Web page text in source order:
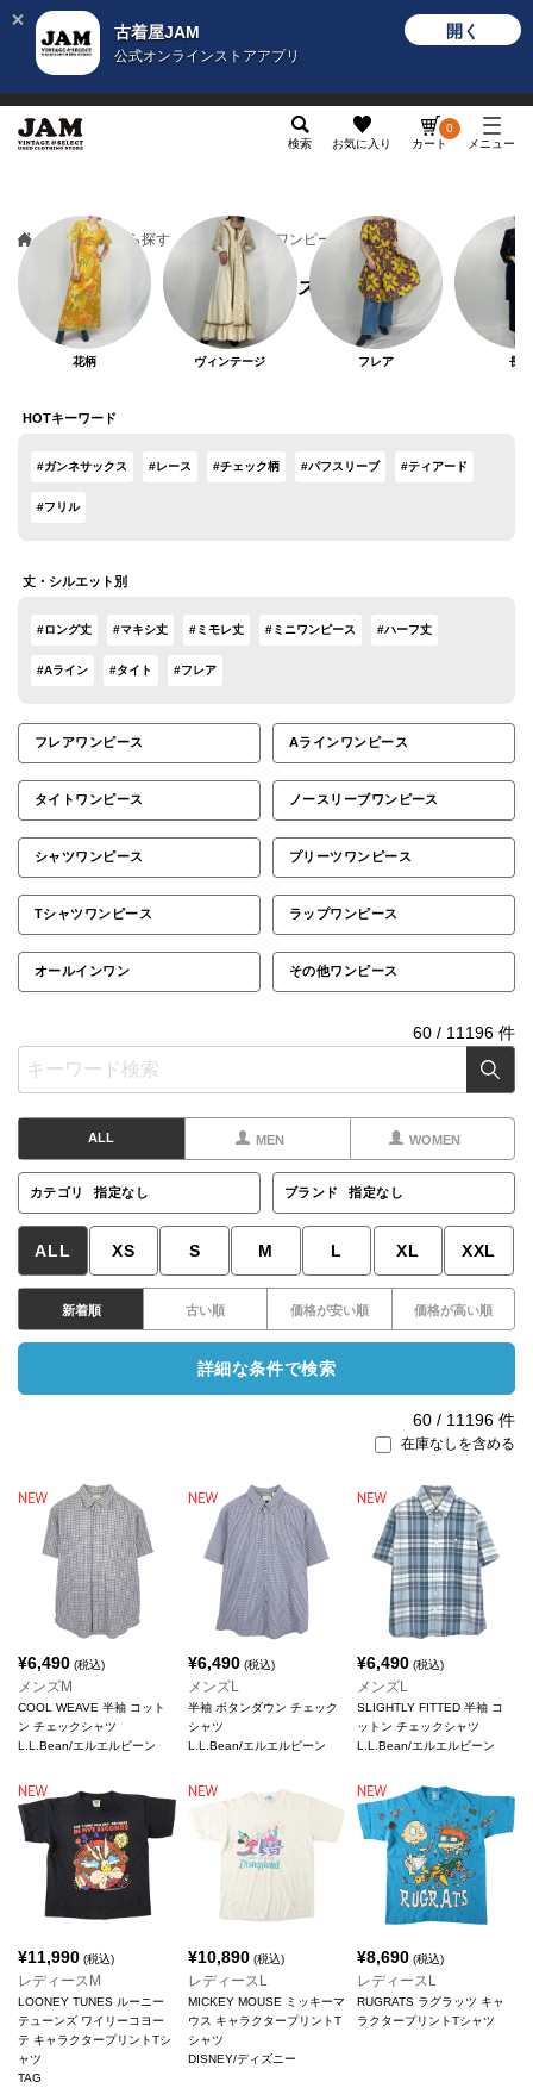
古着屋JAM
公式オンラインストアアプリ
開く
検索 お気に入り カート
0
メニュー
カテゴリから探す トップス ワンピース
ワンピース
花柄 ヴィンテージ フレア 長袖
HOTキーワード
#ガンネサックス #レース #チェック柄 #パフスリーブ #ティアード
#フリル
丈・シルエット別
#ロング丈 #マキシ丈 #ミモレ丈 #ミニワンピース #ハーフ丈
#Aライン #タイト #フレア
フレアワンピース Aラインワンピース
タイトワンピース ノースリーブワンピース
シャツワンピース プリーツワンピース
Tシャツワンピース ラップワンピース
オールインワン その他ワンピース
60 / 11196 件
ALL MEN WOMEN
カテゴリ 指定なし ブランド 指定なし
ALL XS S M L XL XXL
新着順 古い順 価格が安い順 価格が高い順
詳細な条件で検索
60 / 11196 件
在庫なしを含める
¥6,490 (税込)
メンズM
COOL WEAVE 半袖 コット
ン チェックシャツ
L.L.Bean/エルエルビーン
¥6,490(税込)
メンズL
半袖 ボタンダウン チェック
シャツ
L.L.Bean/エルエルビーン
¥6,490 (税込)
メンズL
SLIGHTLY FITTED 半袖 コ
ットン チェックシャツ
L.L.Bean/エルエルビーン
¥11,990 (税込)
レディースM
LOONEY TUNES ルーニー
テューンズ ワイリーコヨー
テ キャラクタープリントTシ
ャツ
TAG
¥10,890(税込)
レディースL
MICKEY MOUSE ミッキーマ
ウス キャラクタープリントT
シャツ
DISNEY/ディズニー
¥8,690 (税込)
レディースL
RUGRATS ラグラッツ キャ
ラクタープリントTシャツ